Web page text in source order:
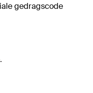
gedragscode